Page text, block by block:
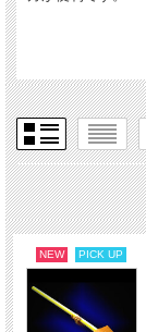
NEW PICK UP